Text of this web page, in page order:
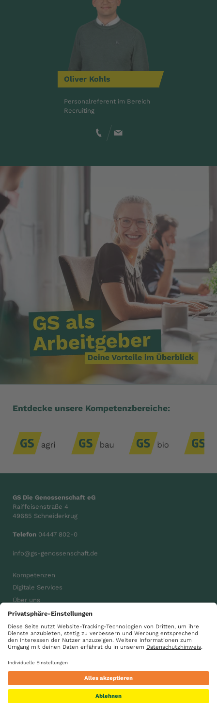
Oliver Kohls
Personalreferent im Bereich
Recruiting
Entdecke unsere Kompetenzbereiche:
GS Die Genossenschaft eG
Raiffeisenstraße 4
49685 Schneiderkrug
Telefon 04447 802-0
info@gs-genossenschaft.de
Kompetenzen
Digitale Services
Über uns
Karriere
Aktuelles
gsdiegenossenschaft
GS Gemeinsam wachsen